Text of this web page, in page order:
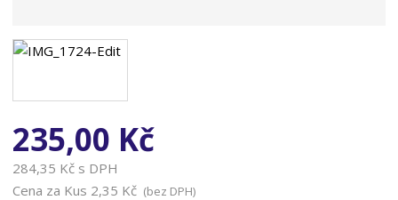
235,00 Kč
284,35 Kč s DPH
Cena za Kus 2,35 Kč (bez DPH)